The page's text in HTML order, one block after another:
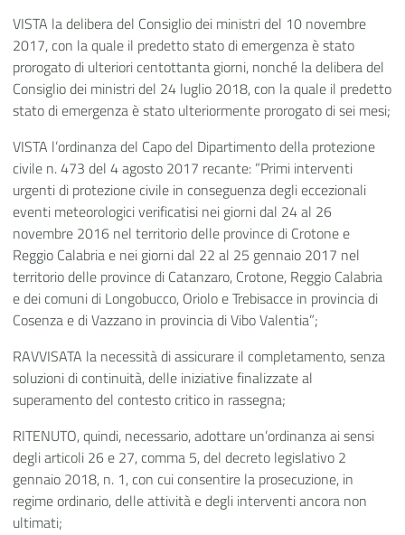
VISTA la delibera del Consiglio dei ministri del 10 novembre
2017, con la quale il predetto stato di emergenza è stato
prorogato di ulteriori centottanta giorni, nonché la delibera del
Consiglio dei ministri del 24 luglio 2018, con la quale il predetto
stato di emergenza è stato ulteriormente prorogato di sei mesi;
VISTA l’ordinanza del Capo del Dipartimento della protezione
civile n. 473 del 4 agosto 2017 recante: ”Primi interventi
urgenti di protezione civile in conseguenza degli eccezionali
eventi meteorologici verificatisi nei giorni dal 24 al 26
novembre 2016 nel territorio delle province di Crotone e
Reggio Calabria e nei giorni dal 22 al 25 gennaio 2017 nel
territorio delle province di Catanzaro, Crotone, Reggio Calabria
e dei comuni di Longobucco, Oriolo e Trebisacce in provincia di
Cosenza e di Vazzano in provincia di Vibo Valentia”;
RAVVISATA la necessità di assicurare il completamento, senza
soluzioni di continuità, delle iniziative finalizzate al
superamento del contesto critico in rassegna;
RITENUTO, quindi, necessario, adottare un’ordinanza ai sensi
degli articoli 26 e 27, comma 5, del decreto legislativo 2
gennaio 2018, n. 1, con cui consentire la prosecuzione, in
regime ordinario, delle attività e degli interventi ancora non
ultimati;